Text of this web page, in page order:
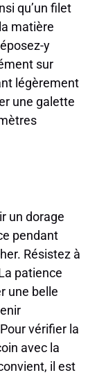
qu’un filet
matière
y
sur
légèrement
une galette
un dorage
pendant
Résistez à
patience
une belle
vérifier la
avec la
il est